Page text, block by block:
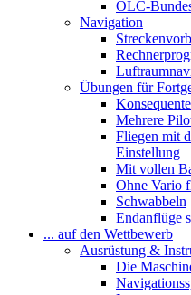
OLC-
Navigation
Übungen für
Mehrere
Fliegen mit
Einstellung
Mit vollen
Ohne Vario
Schwabbeln
Endanflüge
... auf den Wettbewerb
Ausrüstung &
Die